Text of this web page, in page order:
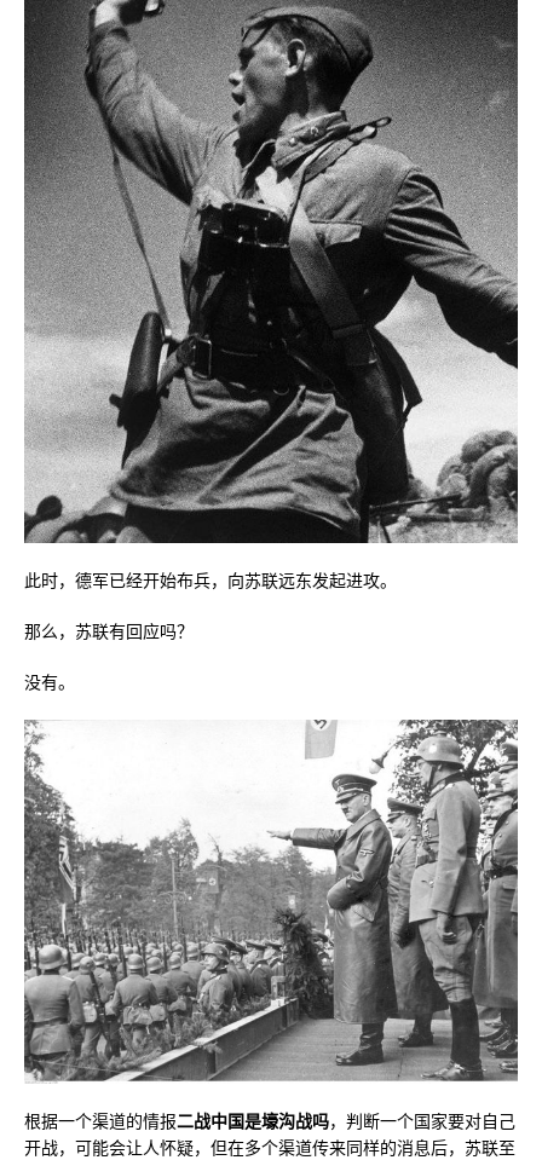
此时，德军已经开始布兵，向苏联远东发起进攻。
那么，苏联有回应吗？
没有。
根据一个渠道的情报二战中国是壕沟战吗，判断一个国家要对自己
开战，可能会让人怀疑，但在多个渠道传来同样的消息后，苏联至